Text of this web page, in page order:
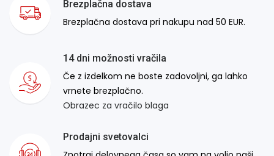
Brezplačna dostava
Brezplačna dostava pri nakupu nad 50 EUR.
14 dni možnosti vračila
Če z izdelkom ne boste zadovoljni, ga lahko
vrnete brezplačno.
Obrazec za vračilo blaga
Prodajni svetovalci